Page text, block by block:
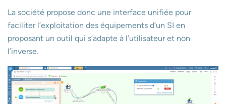
La société propose donc une interface unifiée pour
faciliter l’exploitation des équipements d’un SI en
proposant un outil qui s’adapte à l’utilisateur et non
l’inverse.